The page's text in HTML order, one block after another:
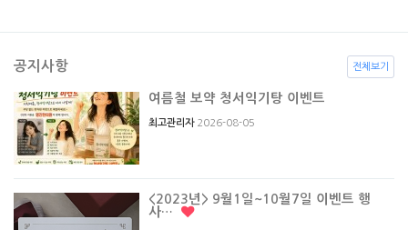
공지사항
여름철 보약 청서익기탕 이벤트
최고관리자 2026-08-05
<2023년> 9월1일~10월7일 이벤트 행
사…
전체보기